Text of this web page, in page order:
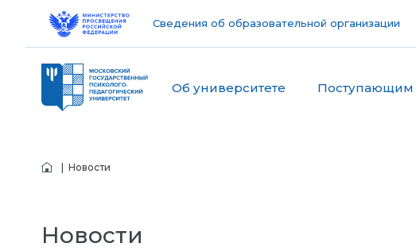
Сведения об образовательной организации
Об университете Поступающим
| Новости
Новости